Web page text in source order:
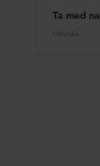
Ta med
Utforska